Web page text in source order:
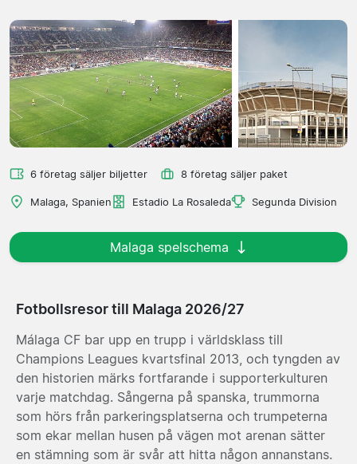
6 företag säljer biljetter 8 företag säljer paket
Malaga, Spanien Estadio La Rosaleda Segunda Division
Malaga spelschema
Fotbollsresor till Malaga 2026/27
Málaga CF bar upp en trupp i världsklass till
Champions Leagues kvartsfinal 2013, och tyngden av
den historien märks fortfarande i supporterkulturen
varje matchdag. Sångerna på spanska, trummorna
som hörs från parkeringsplatserna och trumpeterna
som ekar mellan husen på vägen mot arenan sätter
en stämning som är svår att hitta någon annanstans.